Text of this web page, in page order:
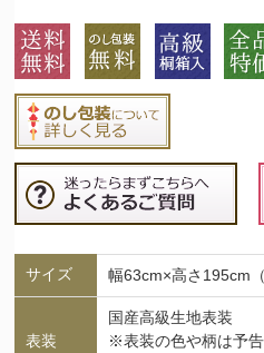
サイズ 幅63cm×高さ195cm（
表装
国産高級生地表装
※表装の色や柄は予